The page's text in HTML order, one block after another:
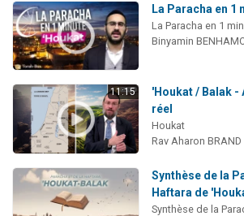
La Paracha en 1
La Paracha en 1
Binyamin
11:15
'Houkat / Balak -
réel
Houkat
Rav Aharon BRAND
Synthèse de la
Haftara de
Synthèse de la